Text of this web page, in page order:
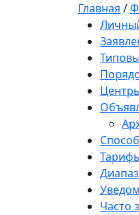
Главная /
Часто